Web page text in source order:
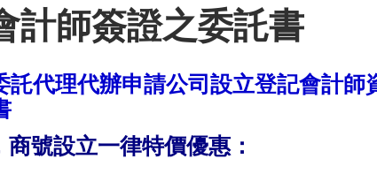
計師簽證之委託書
託代理代辦申請公司設立登記會計師
號設立一律特價優惠：